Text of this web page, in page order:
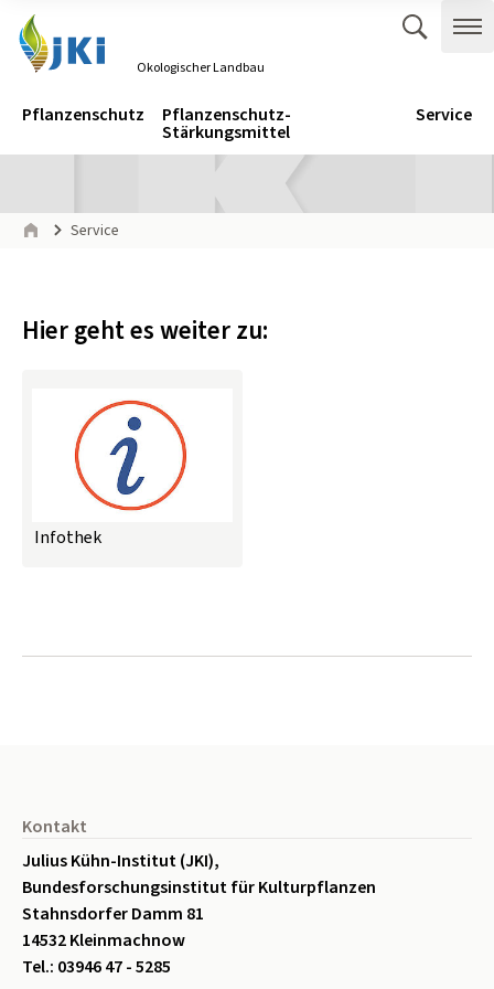
Ökologischer Landbau
Navigation
Hauptmenü
Pflanzenschutz Pflanzenschutz-
Stärkungsmittel
Service
Seitenpfad
Service
Hier geht es weiter zu:
Infothek
Kontakt
Julius Kühn-Institut (JKI),
Bundesforschungsinstitut für Kulturpflanzen
Stahnsdorfer Damm 81
14532 Kleinmachnow
Tel.: 03946 47 - 5285